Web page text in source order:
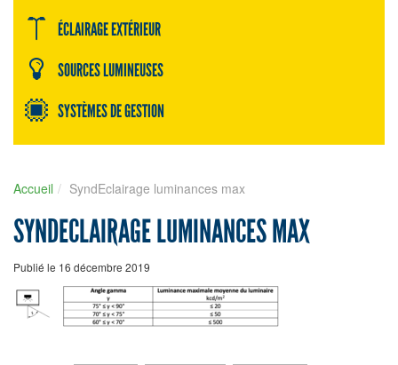
ÉCLAIRAGE EXTÉRIEUR
SOURCES LUMINEUSES
SYSTÈMES DE GESTION
Accueil SyndEclairage luminances max
SYNDECLAIRAGE LUMINANCES MAX
Publié le 16 décembre 2019